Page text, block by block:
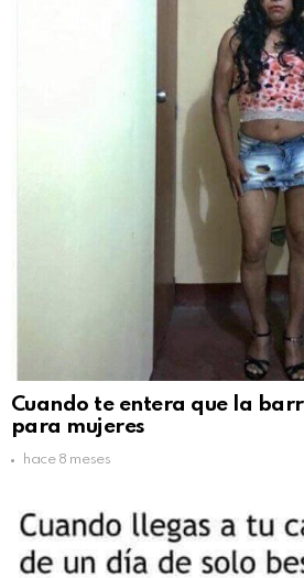
Cuando te entera que la
para mujeres
hace 8 meses